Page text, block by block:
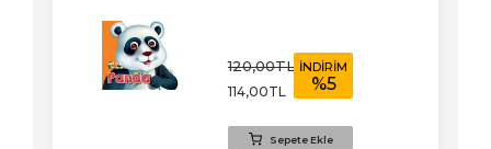
120,00TL
114,00TL
İNDİRİM
%5
Sepete Ekle